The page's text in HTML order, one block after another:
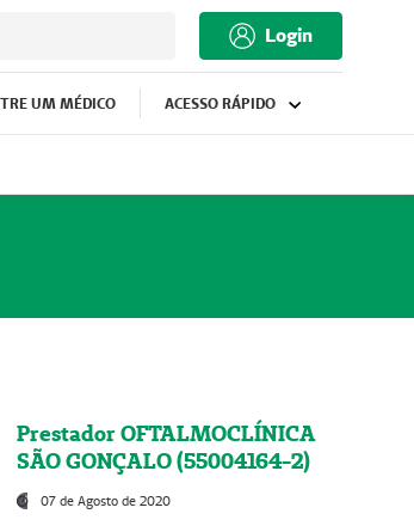
Login
UM MÉDICO ACESSO RÁPIDO
Prestador OFTALMOCLÍNICA
SÃO GONÇALO (55004164-2)
07 de Agosto de 2020